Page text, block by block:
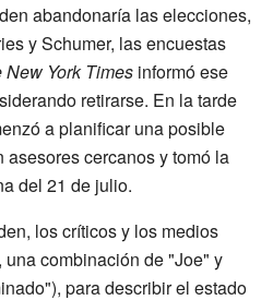
abandonaría las elecciones,
y Schumer, las encuestas
New York Times informó ese
retirarse. En la tarde
a planificar una posible
cercanos y tomó la
del 21 de julio.
los críticos y los medios
una combinación de "Joe" y
para describir el estado